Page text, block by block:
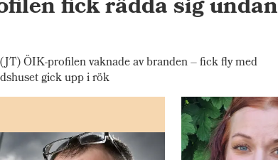
fick rädda sig undan
ÖIK-profilen vaknade av branden – fick fly med
gick upp i rök